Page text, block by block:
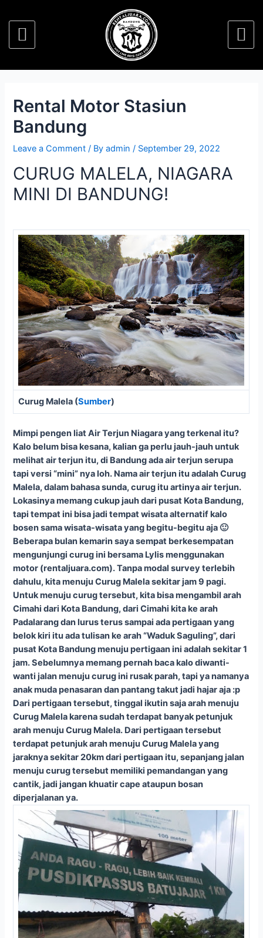
Rental Motor Stasiun
Bandung
Leave a Comment / Byadmin/ September 29, 2022
CURUG MALELA, NIAGARA
MINI DI BANDUNG!
Curug Malela (Sumber)
Mimpi pengen liat Air Terjun Niagara yang terkenal itu?
Kalo belum bisa kesana, kalian ga perlu jauh-jauh untuk
melihat air terjun itu, di Bandung ada air terjun serupa
tapi versi “mini” nya loh. Nama air terjun itu adalah Curug
Malela, dalam bahasa sunda, curug itu artinya air terjun.
Lokasinya memang cukup jauh dari pusat Kota Bandung,
tapi tempat ini bisa jadi tempat wisata alternatif kalo
bosen sama wisata-wisata yang begitu-begitu aja 🙂
Beberapa bulan kemarin saya sempat berkesempatan
mengunjungi curug ini bersama Lylis menggunakan
motor (rentaljuara.com). Tanpa modal survey terlebih
dahulu, kita menuju Curug Malela sekitar jam 9 pagi.
Untuk menuju curug tersebut, kita bisa mengambil arah
Cimahi dari Kota Bandung, dari Cimahi kita ke arah
Padalarang dan lurus terus sampai ada pertigaan yang
belok kiri itu ada tulisan ke arah “Waduk Saguling”, dari
pusat Kota Bandung menuju pertigaan ini adalah sekitar 1
jam. Sebelumnya memang pernah baca kalo diwanti-
wanti jalan menuju curug ini rusak parah, tapi ya namanya
anak muda penasaran dan pantang takut jadi hajar aja :p
Dari pertigaan tersebut, tinggal ikutin saja arah menuju
Curug Malela karena sudah terdapat banyak petunjuk
arah menuju Curug Malela. Dari pertigaan tersebut
terdapat petunjuk arah menuju Curug Malela yang
jaraknya sekitar 20km dari pertigaan itu, sepanjang jalan
menuju curug tersebut memiliki pemandangan yang
cantik, jadi jangan khuatir cape ataupun bosan
diperjalanan ya.